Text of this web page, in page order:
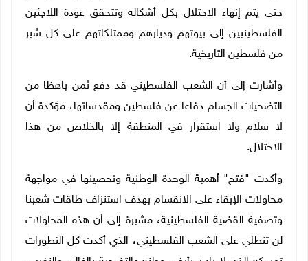
حتى يتم إنهاء الاحتلال بكل أشكاله وتتحقق عودة اللاجئين
الفلسطينيين إلى بيوتهم وديارهم وممتلكاتهم على كل شبر
من فلسطين التاريخية.
وأشارت إلى أن الشعب الفلسطيني قد دفع ثمن باهظا من
التضحيات الجسام دفاعا عن فلسطين ومقدساتها، مؤكدة أن
لا سلام ولا استقرار في المنطقة إلا بالخلاص من هذا
الاحتلال.
وأكدت "فتح" أهمية الوحدة الوطنية وتحصينها في مواجهة
محاولات الإبقاء على الانقسام بهدف استنزاف طاقات شعبنا
وتصفية القضية الفلسطينية، مشيرة إلى أن هذه المحاولات
لن تنطلي على الشعب الفلسطيني، الذي أكدت كل التطورات